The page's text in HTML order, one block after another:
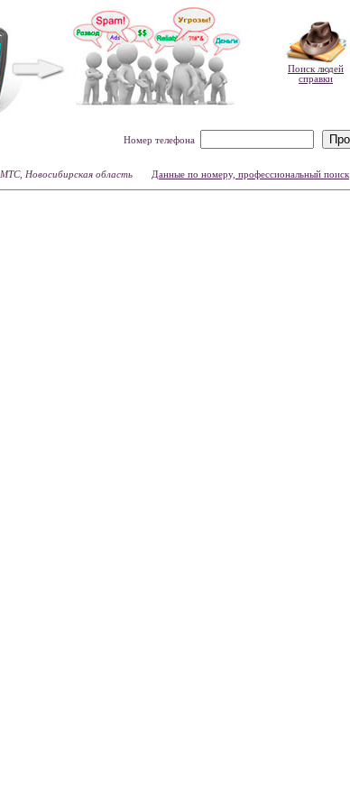
Поиск людей
справки
Номер телефона
МТС, Новосибирская область Данные по номеру, профессиональный поиск